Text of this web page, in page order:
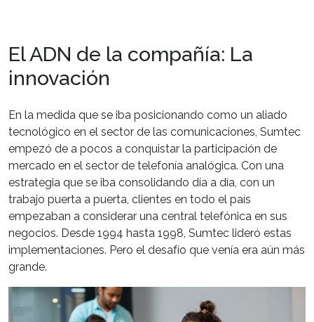
El ADN de la compañía: La
innovación
En la medida que se iba posicionando como un aliado
tecnológico en el sector de las comunicaciones, Sumtec
empezó de a pocos a conquistar la participación de
mercado en el sector de telefonía analógica. Con una
estrategia que se iba consolidando día a día, con un
trabajo puerta a puerta, clientes en todo el país
empezaban a considerar una central telefónica en sus
negocios. Desde 1994 hasta 1998, Sumtec lideró estas
implementaciones. Pero el desafío que venía era aún más
grande.